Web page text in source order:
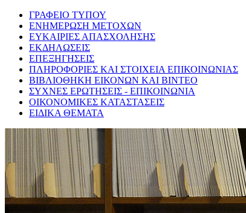
ΓΡΑΦΕΙΟ ΤΥΠΟΥ
ΕΝΗΜΕΡΩΣΗ ΜΕΤΟΧΩΝ
ΕΥΚΑΙΡΙΕΣ ΑΠΑΣΧΟΛΗΣΗΣ
ΕΚΔΗΛΩΣΕΙΣ
ΕΠΕΞΗΓΗΣΕΙΣ
ΠΛΗΡΟΦΟΡΙΕΣ ΚΑΙ ΣΤΟΙΧΕΙΑ ΕΠΙΚΟΙΝΩΝΙΑΣ
ΒΙΒΛΙΟΘΗΚΗ ΕΙΚΟΝΩΝ ΚΑΙ ΒΙΝΤΕΟ
ΣΥΧΝΕΣ ΕΡΩΤΗΣΕΙΣ - ΕΠΙΚΟΙΝΩΝΙΑ
ΟΙΚΟΝΟΜΙΚΕΣ ΚΑΤΑΣΤΑΣΕΙΣ
ΕΙΔΙΚΑ ΘΕΜΑΤΑ